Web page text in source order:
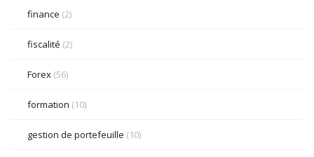
finance (2)
fiscalité (2)
Forex (56)
formation (10)
gestion de portefeuille (10)